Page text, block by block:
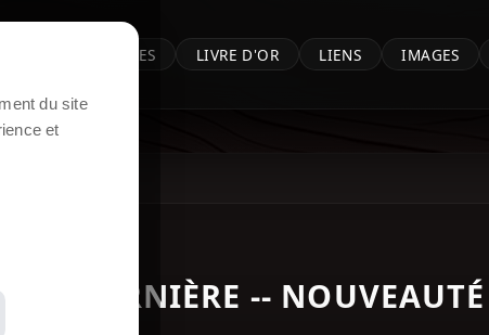
MEMBRES LIVRE D'OR LIENS IMAGES
DERNIÈRE -- NOUVEAUTÉ
du site
et